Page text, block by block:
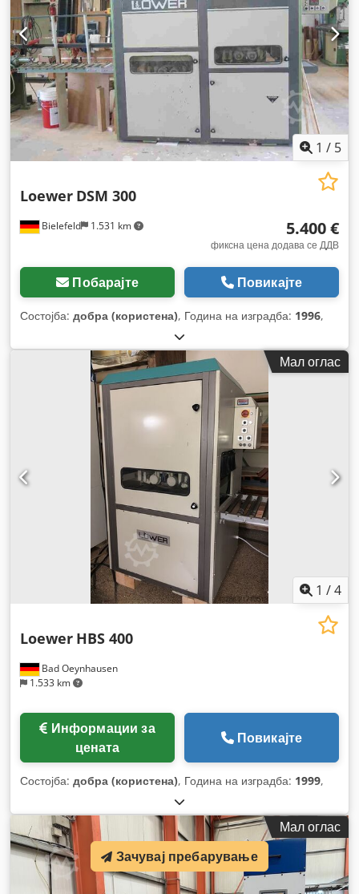
1 / 5
Bielefeld 1.531 km
Loewer DSM 300
5.400 €
фиксна цена додава се ДДВ
Побарајте Повикајте
Состојба: добра (користена), Година на изградба: 1996,
Мал оглас
1 /4
Bad Oeynhausen
1.533 km
Loewer HBS 400
цената
Повикајте
Состојба: добра (користена), Година на изградба: 1999,
Мал оглас
Зачувај пребарување